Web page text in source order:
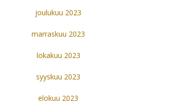
joulukuu 2023
marraskuu 2023
lokakuu 2023
syyskuu 2023
elokuu 2023